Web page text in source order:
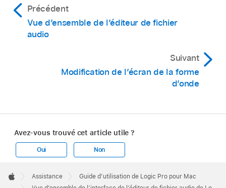
Précédent
Vue d’ensemble de l’éditeur de fichier
audio
Suivant
Modification de l’écran de la forme
d’onde
Avez-vous trouvé cet article utile ?
Oui Non
Footer

Apple
Assistance
Guide d’utilisation de Logic Pro pour Mac